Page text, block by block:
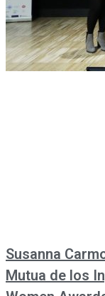
Susanna
Mutua de los